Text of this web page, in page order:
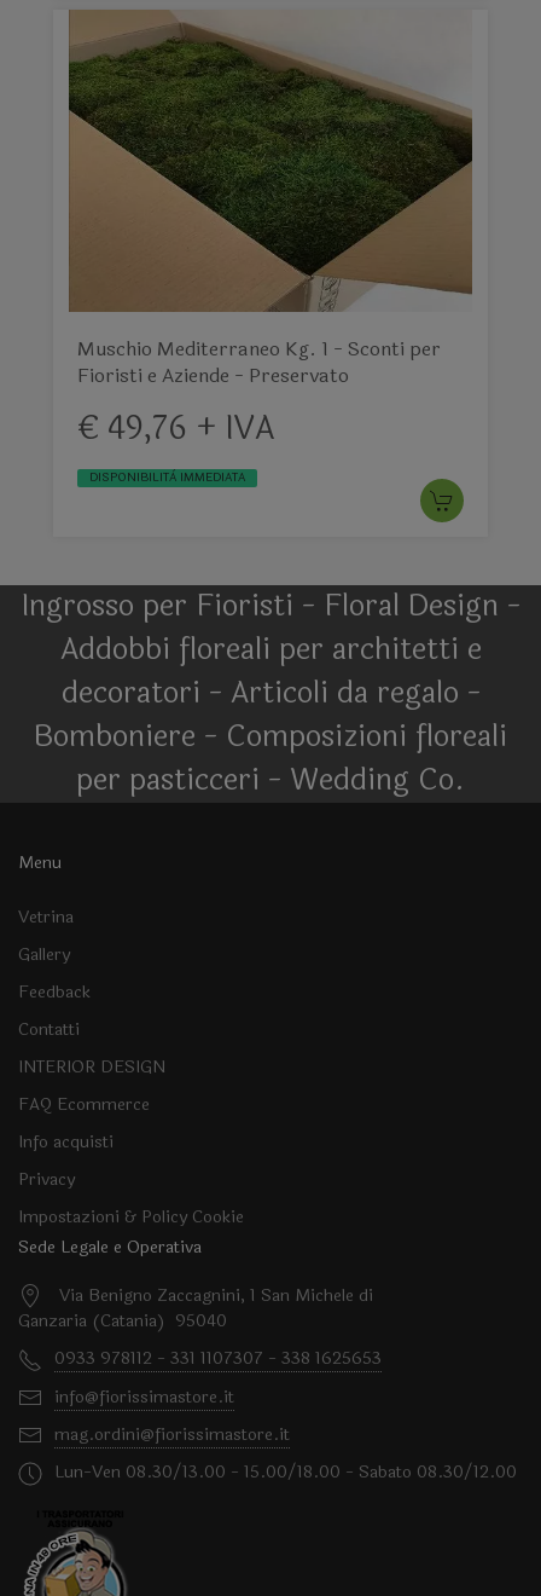
Muschio Mediterraneo Kg. 1 - Sconti per
Fioristi e Aziende - Preservato
€ 49,76 + IVA
DISPONIBILITÀ IMMEDIATA
Ingrosso per Fioristi - Floral Design -
Addobbi floreali per architetti e
decoratori - Articoli da regalo -
Bomboniere - Composizioni floreali
per pasticceri - Wedding Co.
Menu
Vetrina
Gallery
Feedback
Contatti
INTERIOR DESIGN
FAQ Ecommerce
Info acquisti
Privacy
Impostazioni & Policy Cookie
Sede Legale e Operativa
Via Benigno Zaccagnini, 1 San Michele di
Ganzaria (Catania) 95040
0933 978112 - 331 1107307 - 338 1625653
info@fiorissimastore.it
mag.ordini@fiorissimastore.it
Lun-Ven 08.30/13.00 - 15.00/18.00 - Sabato 08.30/12.00